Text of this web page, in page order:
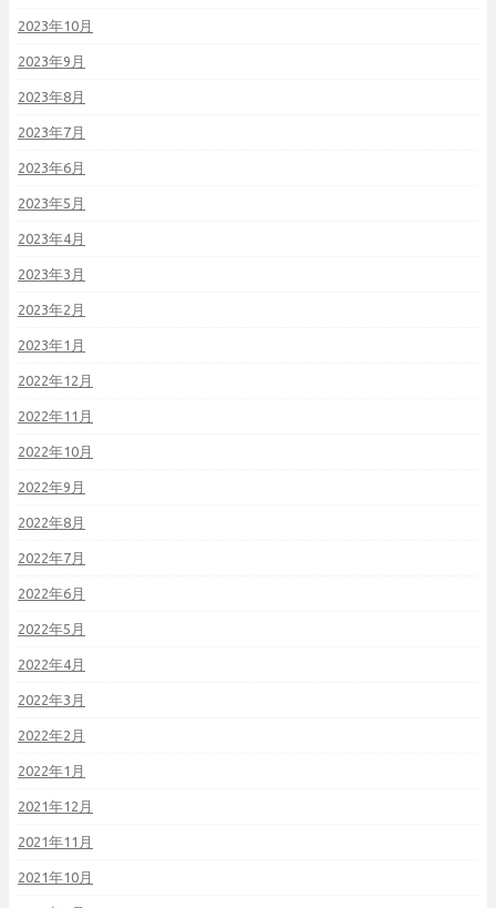
2023年10月
2023年9月
2023年8月
2023年7月
2023年6月
2023年5月
2023年4月
2023年3月
2023年2月
2023年1月
2022年12月
2022年11月
2022年10月
2022年9月
2022年8月
2022年7月
2022年6月
2022年5月
2022年4月
2022年3月
2022年2月
2022年1月
2021年12月
2021年11月
2021年10月